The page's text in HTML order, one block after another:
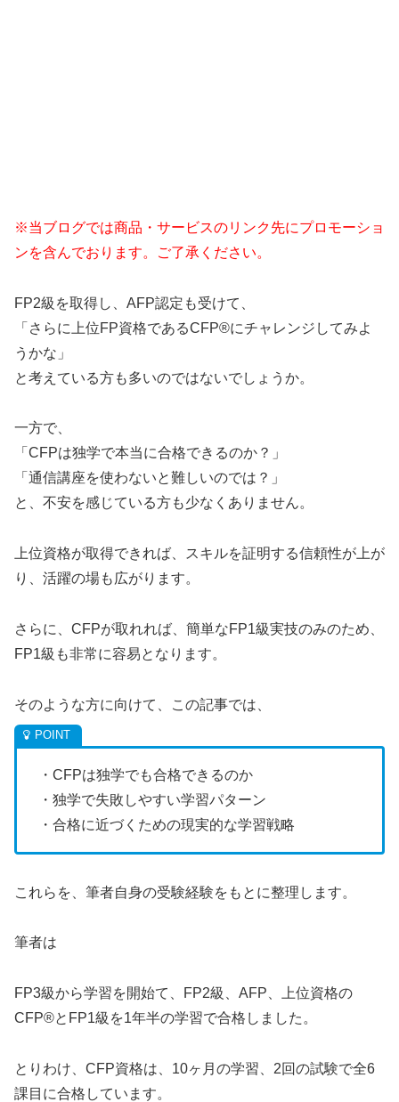
※当ブログでは商品・サービスのリンク先にプロモーショ
ンを含んでおります。ご了承ください。
FP2級を取得し、AFP認定も受けて、
「さらに上位FP資格であるCFP®にチャレンジしてみよ
うかな」
と考えている方も多いのではないでしょうか。
一方で、
「CFPは独学で本当に合格できるのか？」
「通信講座を使わないと難しいのでは？」
と、不安を感じている方も少なくありません。
上位資格が取得できれば、スキルを証明する信頼性が上が
り、活躍の場も広がります。
さらに、CFPが取れれば、簡単なFP1級実技のみのため、
FP1級も非常に容易となります。
そのような方に向けて、この記事では、
・CFPは独学でも合格できるのか
・独学で失敗しやすい学習パターン
・合格に近づくための現実的な学習戦略
これらを、筆者自身の受験経験をもとに整理します。
筆者は
FP3級から学習を開始て、FP2級、AFP、上位資格の
CFP®とFP1級を1年半の学習で合格しました。
とりわけ、CFP資格は、10ヶ月の学習、2回の試験で全6
課目に合格しています。